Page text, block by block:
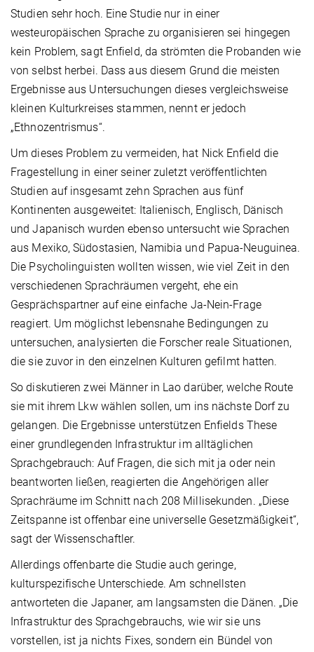
Studien sehr hoch. Eine Studie nur in einer
westeuropäischen Sprache zu organisieren sei hingegen
kein Problem, sagt Enfield, da strömten die Probanden wie
von selbst herbei. Dass aus diesem Grund die meisten
Ergebnisse aus Untersuchungen dieses vergleichsweise
kleinen Kulturkreises stammen, nennt er jedoch
„Ethnozentrismus“.
Um dieses Problem zu vermeiden, hat Nick Enfield die
Fragestellung in einer seiner zuletzt veröffentlichten
Studien auf insgesamt zehn Sprachen aus fünf
Kontinenten ausgeweitet: Italienisch, Englisch, Dänisch
und Japanisch wurden ebenso untersucht wie Sprachen
aus Mexiko, Südostasien, Namibia und Papua-Neuguinea.
Die Psycholinguisten wollten wissen, wie viel Zeit in den
verschiedenen Sprachräumen vergeht, ehe ein
Gesprächspartner auf eine einfache Ja-Nein-Frage
reagiert. Um möglichst lebensnahe Bedingungen zu
untersuchen, analysierten die Forscher reale Situationen,
die sie zuvor in den einzelnen Kulturen gefilmt hatten.
So diskutieren zwei Männer in Lao darüber, welche Route
sie mit ihrem Lkw wählen sollen, um ins nächste Dorf zu
gelangen. Die Ergebnisse unterstützen Enfields These
einer grundlegenden Infrastruktur im alltäglichen
Sprachgebrauch: Auf Fragen, die sich mit ja oder nein
beantworten ließen, reagierten die Angehörigen aller
Sprachräume im Schnitt nach 208 Millisekunden. „Diese
Zeitspanne ist offenbar eine universelle Gesetzmäßigkeit“,
sagt der Wissenschaftler.
Allerdings offenbarte die Studie auch geringe,
kulturspezifische Unterschiede. Am schnellsten
antworteten die Japaner, am langsamsten die Dänen. „Die
Infrastruktur des Sprachgebrauchs, wie wir sie uns
vorstellen, ist ja nichts Fixes, sondern ein Bündel von